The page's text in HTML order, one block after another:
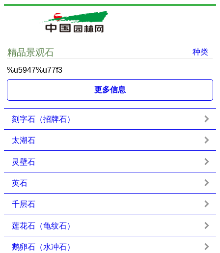
精品景观石 种类
%u5947%u77f3
更多信息
刻字石（招牌石）
太湖石
灵壁石
英石
千层石
莲花石（龟纹石）
鹅卵石（水冲石）